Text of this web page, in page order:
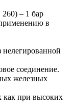
– 1 бар
в
соединение.
железных
как при высоких